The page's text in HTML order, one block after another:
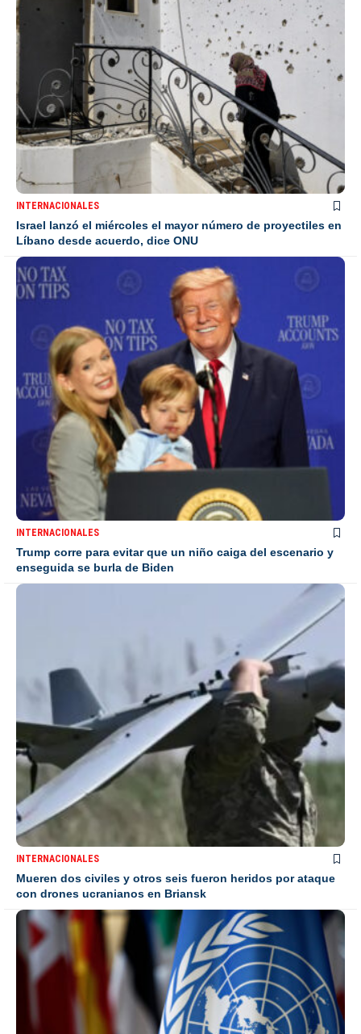
INTERNACIONALES
Israel lanzó el miércoles el mayor número de proyectiles en
Líbano desde acuerdo, dice ONU
INTERNACIONALES
Trump corre para evitar que un niño caiga del escenario y
enseguida se burla de Biden
INTERNACIONALES
Mueren dos civiles y otros seis fueron heridos por ataque
con drones ucranianos en Briansk